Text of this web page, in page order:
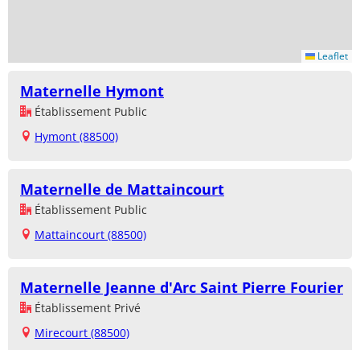
Leaflet
Maternelle Hymont
Établissement Public
Hymont (88500)
Maternelle de Mattaincourt
Établissement Public
Mattaincourt (88500)
Maternelle Jeanne d'Arc Saint Pierre Fourier
Établissement Privé
Mirecourt (88500)